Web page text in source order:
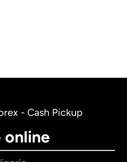
- Cash Pickup
online